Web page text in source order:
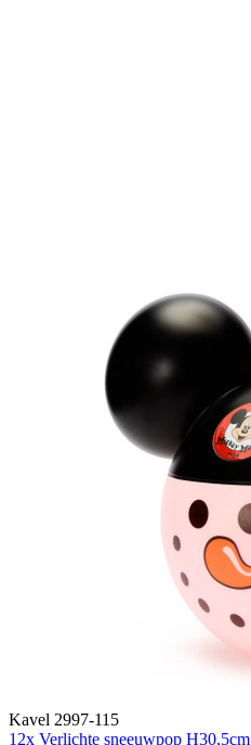
Kavel 2997-115
12x Verlichte sneeuwpop H30,5cm